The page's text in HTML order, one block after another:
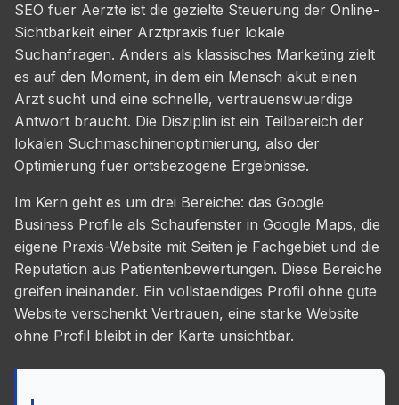
SEO fuer Aerzte ist die gezielte Steuerung der Online-
Sichtbarkeit einer Arztpraxis fuer lokale
Suchanfragen. Anders als klassisches Marketing zielt
es auf den Moment, in dem ein Mensch akut einen
Arzt sucht und eine schnelle, vertrauenswuerdige
Antwort braucht. Die Disziplin ist ein Teilbereich der
lokalen Suchmaschinenoptimierung, also der
Optimierung fuer ortsbezogene Ergebnisse.
Im Kern geht es um drei Bereiche: das Google
Business Profile als Schaufenster in Google Maps, die
eigene Praxis-Website mit Seiten je Fachgebiet und die
Reputation aus Patientenbewertungen. Diese Bereiche
greifen ineinander. Ein vollstaendiges Profil ohne gute
Website verschenkt Vertrauen, eine starke Website
ohne Profil bleibt in der Karte unsichtbar.